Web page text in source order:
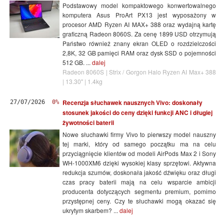
Podstawowy model kompaktowego konwertowalnego
komputera Asus ProArt PX13 jest wyposażony w
procesor AMD Ryzen AI MAX+ 388 oraz wydajną kartę
graficzną Radeon 8060S. Za cenę 1899 USD otrzymują
Państwo również znany ekran OLED o rozdzielczości
2,8K, 32 GB pamięci RAM oraz dysk SSD o pojemności
512 GB. ... dalej
Radeon 8060S | Strix / Gorgon Halo Ryzen AI Max+ 388
| 13.30" | 1.4kg
27/07/2026 0%
Recenzja słuchawek nausznych Vivo: doskonały
stosunek jakości do ceny dzięki funkcji ANC i długiej
żywotności baterii
Nowe słuchawki firmy Vivo to pierwszy model nauszny
tej marki, który od samego początku ma na celu
przyciągnięcie klientów od modeli AirPods Max 2 i Sony
WH-1000XM6 dzięki wysokiej klasy sprzętowi. Aktywna
redukcja szumów, doskonała jakość dźwięku oraz długi
czas pracy baterii mają na celu wsparcie ambicji
producenta dotyczących segmentu premium, pomimo
przystępnej ceny. Czy te słuchawki mogą okazać się
ukrytym skarbem? ... dalej